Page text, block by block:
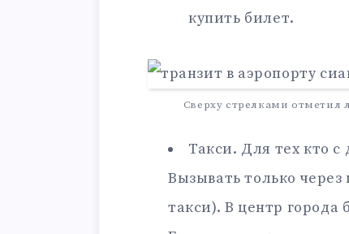
купить билет.
Сверху стрелками отметил
Такси. Для тех кто
Вызывать только
такси). В центр города